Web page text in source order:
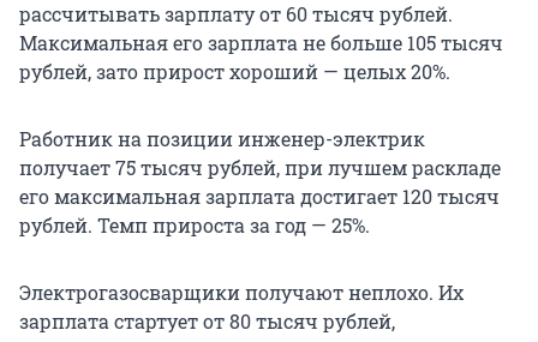
рассчитывать зарплату от 60 тысяч рублей.
Максимальная его зарплата не больше 105 тысяч
рублей, зато прирост хороший — целых 20%.
Работник на позиции инженер-электрик
получает 75 тысяч рублей, при лучшем раскладе
его максимальная зарплата достигает 120 тысяч
рублей. Темп прироста за год — 25%.
Электрогазосварщики получают неплохо. Их
зарплата стартует от 80 тысяч рублей,